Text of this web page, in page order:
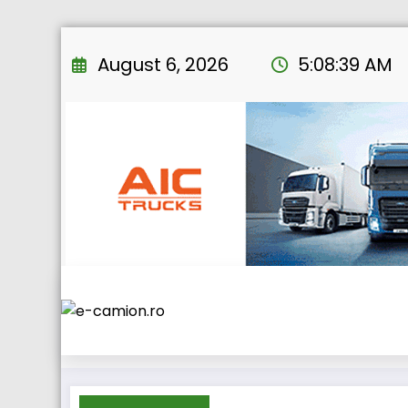
to
August 6, 2026 5:08:39 AM